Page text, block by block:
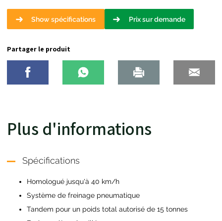
Show spécifications Prix sur demande
Partager le produit
Plus d'informations
Spécifications
Homologué jusqu'à 40 km/h
Système de freinage pneumatique
Tandem pour un poids total autorisé de 15 tonnes